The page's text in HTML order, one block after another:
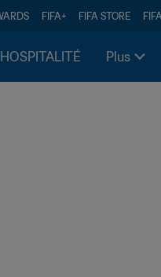
FIFA+ FIFA STORE
Plus